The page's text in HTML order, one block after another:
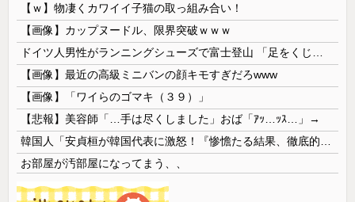
【ｗ】物凄くカワイイ子猫の取っ組み合い！
【画像】カップヌードル、限界突破ｗｗｗ
【画像】最近の高級ミニバンの顔キモすぎだろwww
【画像】「ワイらのゴマキ（３９）」
【悲報】美容師「…手は尽くしました」おば「ｱｯ…ｯｽ…」→
お部屋が汚部屋になってまう、、